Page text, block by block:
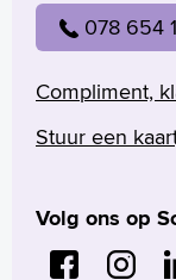
078 654
Compliment,
Stuur een
Volg ons op